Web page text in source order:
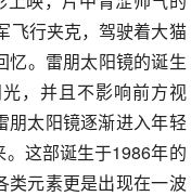
飞行夹克，驾驶着大猫
忆。雷朋太阳镜的诞生
，并且不影响前方视
朋太阳镜逐渐进入年轻
这部诞生于1986年的
类元素更是出现在一波